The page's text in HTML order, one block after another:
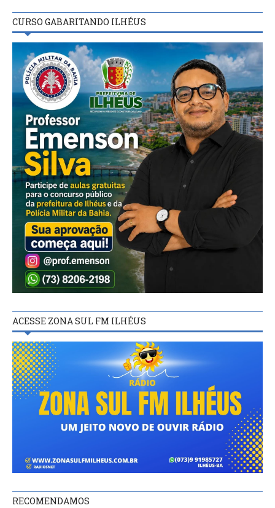
CURSO GABARITANDO ILHÉUS
ACESSE ZONA SUL FM ILHÉUS
RECOMENDAMOS